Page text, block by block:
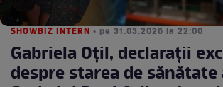
SHOWBIZ INTERN • pe 31.03.2026 la 22:00
Gabriela Oțil, declarații
despre starea de